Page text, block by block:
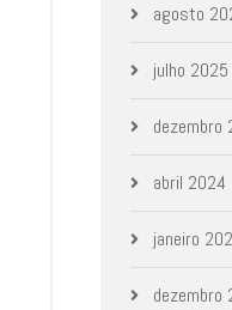
agosto
julho 2025
dezembro
abril 2024
janeiro
dezembro